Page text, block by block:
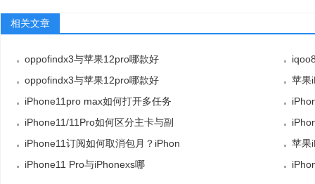
相关文章
oppofindx3与苹果12pro哪款好
oppofindx3与苹果12pro哪款好
苹果
iPhone11pro max如何打开多任务
iPhone11/11Pro如何区分主卡与副
iPhone11订阅如何取消包月？iPhon
苹果
iPhone11 Pro与iPhonexs哪